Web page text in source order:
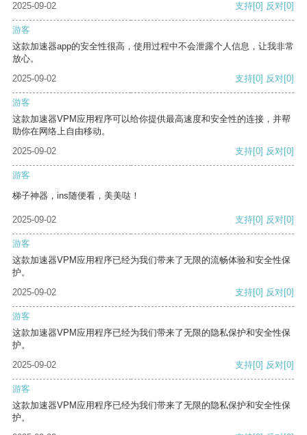
2025-09-02
支持[0] 反对[0]
游客
这款加速器app的安全性很高，使用过程中不会泄露个人信息，让我非常
放心。
2025-09-02
支持[0] 反对[0]
游客
这款加速器VPM应用程序可以给你提供最高速度和安全性的连接，并帮
助你在网络上自由移动。
2025-09-02
支持[0] 反对[0]
游客
梯子神器，ins随便看，美美哒！
2025-09-02 支持[0] 反对[0]
游客
这款加速器VPM应用程序已经为我们带来了无限的流畅体验和安全性保
护。
2025-09-02
支持[0] 反对[0]
游客
这款加速器VPM应用程序已经为我们带来了无限的隐私保护和安全性保
护。
2025-09-02
支持[0] 反对[0]
游客
这款加速器VPM应用程序已经为我们带来了无限的隐私保护和安全性保
护。